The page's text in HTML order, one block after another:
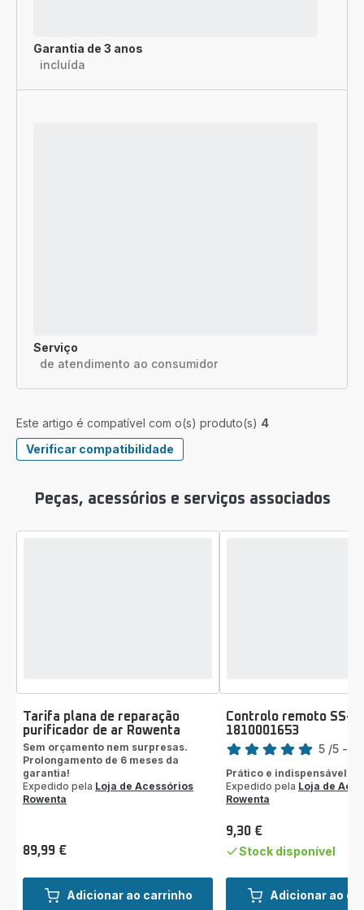
Garantia de 3 anos
incluída
Serviço
de atendimento ao consumidor
Este artigo é compatível com o(s) produto(s) 4
Verificar compatibilidade
Peças, acessórios e serviços associados
Adicionar ao carrinho
Tarifa plana de reparação
purificador de ar Rowenta
Sem orçamento nem surpresas.
Prolongamento de 6 meses da
garantia!
Expedido pela Loja de Acessórios
Rowenta
Preço
89,99 €
Adicionar ao
Controlo remoto SS-
1810001653
Classificação
de
cinco
(média)
5 /5 -
Prático e indispensável
Expedido pela Loja de
Rowenta
Preço
9,30 €
Stock disponível